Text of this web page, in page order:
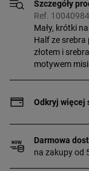
Szczegóły
Ref.
Mały, krótki
Half ze
złotem i
motywem
wykonany ze
ma grubość 3
gwarantuje
Ten produkt
Odkryj więcej
Darmowa
na zakupy od